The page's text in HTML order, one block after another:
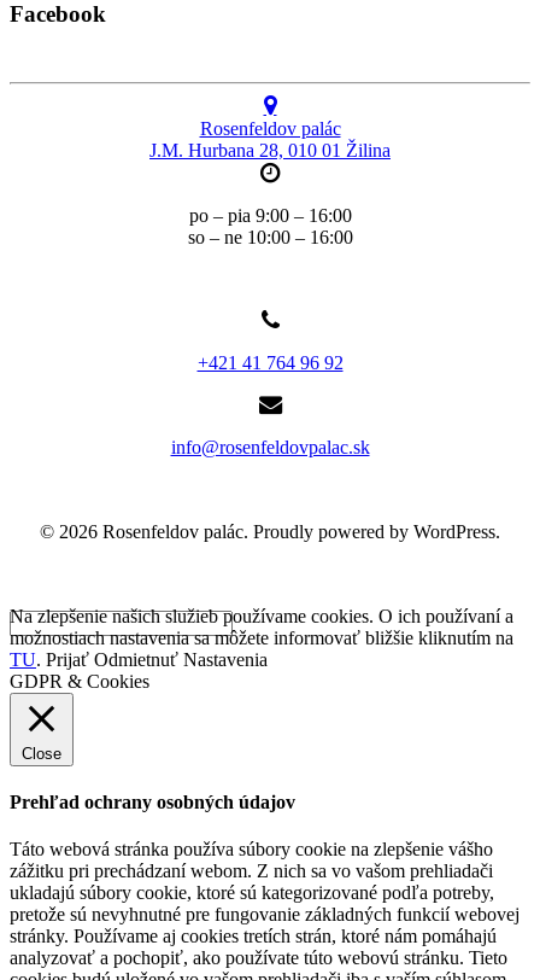
Facebook
Rosenfeldov palác
J.M. Hurbana 28, 010 01 Žilina
po – pia 9:00 – 16:00
so – ne 10:00 – 16:00
+421 41 764 96 92
info@rosenfeldovpalac.sk
© 2026 Rosenfeldov palác. Proudly powered by WordPress.
Na zlepšenie našich služieb používame cookies. O ich používaní a
možnostiach nastavenia sa môžete informovať bližšie kliknutím na
TU. Prijať Odmietnuť Nastavenia
GDPR & Cookies
Close
Prehľad ochrany osobných údajov
Táto webová stránka používa súbory cookie na zlepšenie vášho
zážitku pri prechádzaní webom. Z nich sa vo vašom prehliadači
ukladajú súbory cookie, ktoré sú kategorizované podľa potreby,
pretože sú nevyhnutné pre fungovanie základných funkcií webovej
stránky. Používame aj cookies tretích strán, ktoré nám pomáhajú
analyzovať a pochopiť, ako používate túto webovú stránku. Tieto